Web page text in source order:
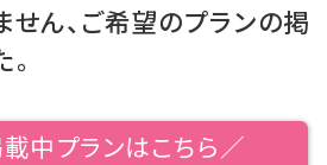
ん、ご希望のプランの掲
中プランはこちら／